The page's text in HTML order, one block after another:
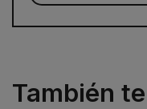
También